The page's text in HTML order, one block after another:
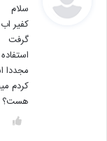
:
سلام
کفیر
گرفت
مجددا
کردم
هست؟